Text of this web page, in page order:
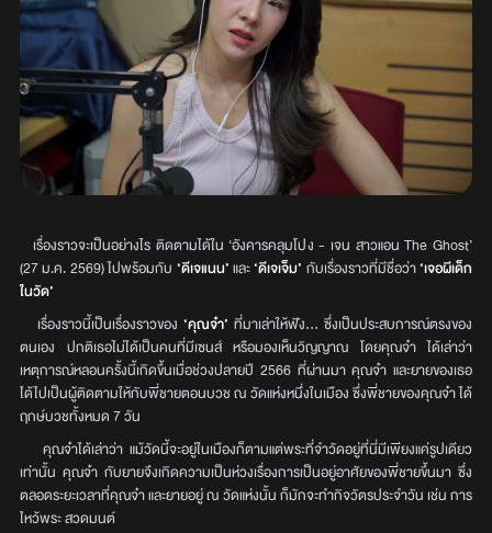
เรื่องราวจะเป็นอย่างไร ติดตามได้ใน ‘อังคารคลุมโปง - เจน สาวแอน The Ghost’
(27 ม.ค. 2569) ไปพร้อมกับ ‘ดีเจแนน’และ‘ดีเจเจ็ม’ กับเรื่องราวที่มีชื่อว่า‘เจอผีเด็ก
ในวัด’
เรื่องราวนี้เป็นเรื่องราวของ‘คุณจ๋า’ ที่มาเล่าให้ฟัง... ซึ่งเป็นประสบการณ์ตรงของ
ตนเอง ปกติเธอไม่ได้เป็นคนที่มีเซนส์ หรือมองเห็นวิญญาณ โดยคุณจ๋า ได้เล่าว่า
เหตุการณ์หลอนครั้งนี้เกิดขึ้นเมื่อช่วงปลายปี 2566 ที่ผ่านมา คุณจ๋า และยายของเธอ
ได้ไปเป็นผู้ติดตามให้กับพี่ชายตอนบวช ณ วัดแห่งหนึ่งในเมือง ซึ่งพี่ชายของคุณจ๋า ได้
ฤกษ์บวชทั้งหมด 7 วัน
คุณจ๋าได้เล่าว่า แม้วัดนี้จะอยู่ในเมืองก็ตามแต่พระที่จำวัดอยู่ที่นี่มีเพียงแค่รูปเดียว
เท่านั้น คุณจ๋า กับยายจึงเกิดความเป็นห่วงเรื่องการเป็นอยู่อาศัยของพี่ชายขึ้นมา ซึ่ง
ตลอดระยะเวลาที่คุณจ๋า และยายอยู่ ณ วัดแห่งนั้น ก็มักจะทำกิจวัตรประจำวัน เช่น การ
ไหว้พระ สวดมนต์